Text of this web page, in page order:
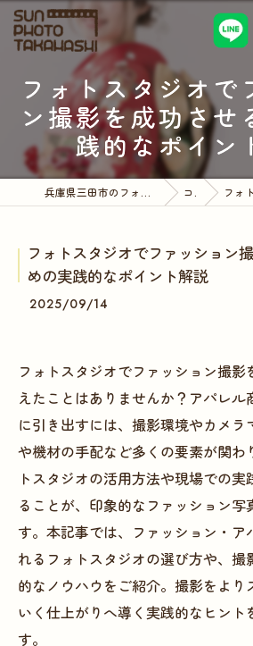
フォトスタジオで
ン撮影を成功させ
践的なポイン
兵庫県三田市のフォトスタジオならサンフォトタカハシ コラム フォトスタジ
フォトスタジオでファッション
めの実践的なポイント解説
2025/09/14
フォトスタジオでファッション撮
えたことはありませんか？アパレル
に引き出すには、撮影環境やカメラ
や機材の手配など多くの要素が関わ
トスタジオの活用方法や現場での
ることが、印象的なファッション写
す。本記事では、ファッション・ア
れるフォトスタジオの選び方や、撮
的なノウハウをご紹介。撮影をより
いく仕上がりへ導く実践的なヒント
す。